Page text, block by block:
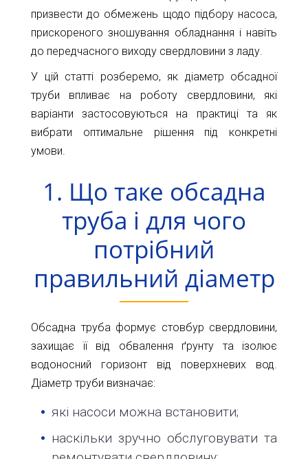
Карта
глибин
Новини
Статті
Відгуки
Контакти
Пт.
Сб.
м.Київ
вул.
Велика
Окружна,
4
(біля
Ашан)
+38098-
61
info@1kbk.com.ua
призвести до обмежень щодо підбору насоса,
прискореного зношування обладнання і навіть
до передчасного виходу свердловини з ладу.
У цій статті розберемо, як діаметр обсадної
труби впливає на роботу свердловини, які
варіанти застосовуються на практиці та як
вибрати оптимальне рішення під конкретні
умови.
1. Що таке обсадна
труба і для чого
потрібний
правильний діаметр
Обсадна труба формує стовбур свердловини,
захищає її від обвалення ґрунту та ізолює
водоносний горизонт від поверхневих вод.
Діаметр труби визначає:
які насоси можна встановити;
наскільки зручно обслуговувати та